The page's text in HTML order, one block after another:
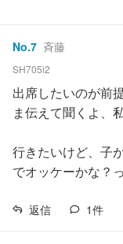
No.7 斉藤
SH705i2
出席したいのが前
ま伝えて聞くよ、
行きたいけど、子
でオッケーかな？っ
返信 1件